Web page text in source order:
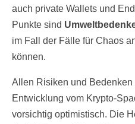
auch private Wallets und
Punkte sind
im Fall der Fälle für Chaos
können.
Allen Risiken und
Entwicklung vom Krypto-
vorsichtig optimistisch. Die